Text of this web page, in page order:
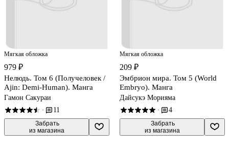
Мягкая обложка
979 ₽
Нелюдь. Том 6 (Получеловек /
Ajin: Demi-Human). Манга
Гамон Сакураи
· 11
Забрать
из магазина
Мягкая обложка
209 ₽
Эмбрион мира. Том 5 (World
Embryo). Манга
Дайсукэ Морияма
· 4
Забрать
из магазина